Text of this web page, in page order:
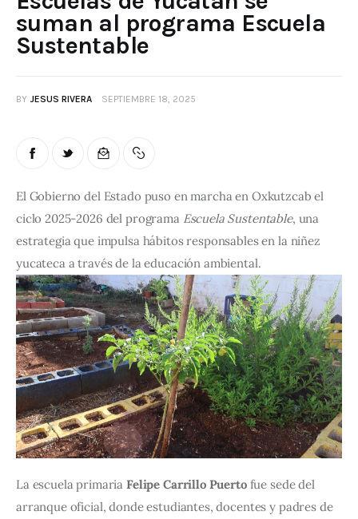
suman al programa Escuela
Sustentable
BY JESUS RIVERA SEPTIEMBRE 18, 2025
El Gobierno del Estado puso en marcha en Oxkutzcab el
ciclo 2025-2026 del programa Escuela Sustentable, una
estrategia que impulsa hábitos responsables en la niñez
yucateca a través de la educación ambiental.
La escuela primaria Felipe Carrillo Puerto fue sede del
arranque oficial, donde estudiantes, docentes y padres de